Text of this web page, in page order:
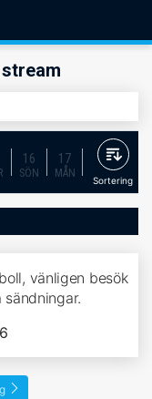
16
SÖN
17
MÅN
18
TIS
Sortering
vänligen besök